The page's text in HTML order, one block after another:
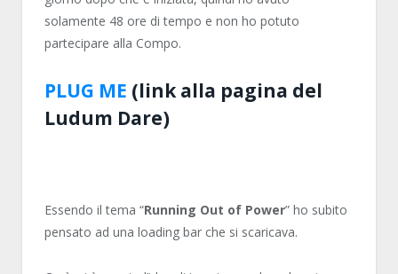
solamente 48 ore di tempo e non ho potuto
partecipare alla Compo.
PLUG ME (link alla pagina del
Ludum Dare)
Essendo il tema “Running Out of Power” ho subito
pensato ad una loading bar che si scaricava.